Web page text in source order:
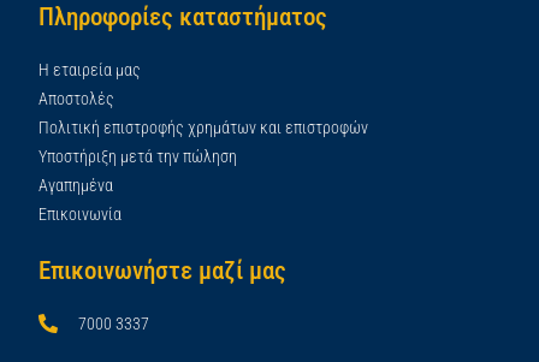
Πληροφορίες καταστήματος
Η εταιρεία μας
Αποστολές
Πολιτική επιστροφής χρημάτων και επιστροφών
Υποστήριξη μετά την πώληση
Αγαπημένα
Επικοινωνία
Επικοινωνήστε μαζί μας
7000 3337